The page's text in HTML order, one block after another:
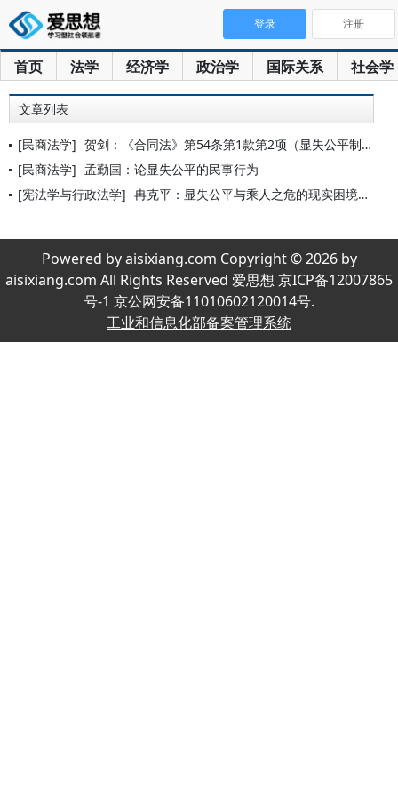
首页 法学 经济学 政治学 国际关系 社会学
登录 注册
文章列表
[民商法学] 贺剑：《合同法》第54条第1款第2项（显失公平制度）评注
[民商法学] 孟勤国：论显失公平的民事行为
[宪法学与行政法学] 冉克平：显失公平与乘人之危的现实困境与制度重构
Powered by aisixiang.com Copyright © 2026 by
aisixiang.com All Rights Reserved 爱思想 京ICP备12007865
号-1 京公网安备11010602120014号.
工业和信息化部备案管理系统